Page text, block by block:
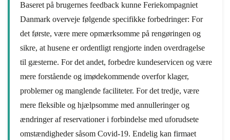
Baseret på brugernes feedback kunne Feriekompagniet
Danmark overveje følgende specifikke forbedringer: For
det første, være mere opmærksomme på rengøringen og
sikre, at husene er ordentligt rengjorte inden overdragelse
til gæsterne. For det andet, forbedre kundeservicen og være
mere forstående og imødekommende overfor klager,
problemer og manglende faciliteter. For det tredje, være
mere fleksible og hjælpsomme med annulleringer og
ændringer af reservationer i forbindelse med uforudsete
omstændigheder såsom Covid-19. Endelig kan firmaet